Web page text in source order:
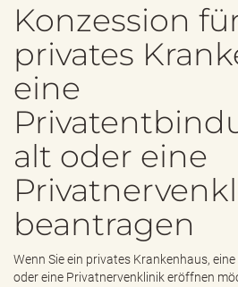
Konzession
privates
eine
alt oder eine
beantragen
Wenn Sie ein privates Krankenhaus,
oder eine Privatnervenklinik eröffnen